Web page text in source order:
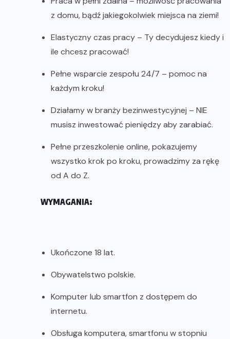
z domu, bądź jakiegokolwiek miejsca na ziemi!
Elastyczny czas pracy – Ty decydujesz kiedy i
ile chcesz pracować!
Pełne wsparcie zespołu 24/7 – pomoc na
każdym kroku!
Działamy w branży bezinwestycyjnej – NIE
musisz inwestować pieniędzy aby zarabiać.
Pełne przeszkolenie online, pokazujemy
wszystko krok po kroku, prowadzimy za rękę
od A do Z.
WYMAGANIA:
Ukończone 18 lat.
Obywatelstwo polskie.
Komputer lub smartfon z dostępem do
internetu.
Obsługa komputera, smartfonu w stopniu